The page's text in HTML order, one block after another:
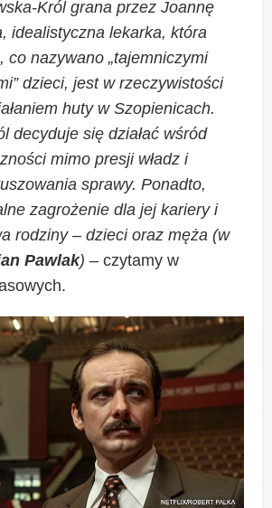
Król grana przez Joannę
idealistyczna lekarka, która
co nazywano „tajemniczymi
dzieci, jest w rzeczywistości
huty w Szopienicach.
decyduje się działać wśród
mimo presji władz i
sprawy. Ponadto,
zagrożenie dla jej kariery i
rodziny – dzieci oraz męża (w
Pawlak) – czytamy w